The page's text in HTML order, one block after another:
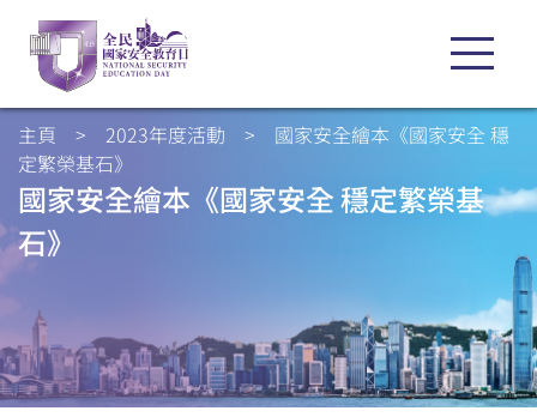
主頁 > 2023年度活動 > 國家安全繪本《國家安全 穩
定繁榮基石》
國家安全繪本《國家安全 穩定繁榮基
石》